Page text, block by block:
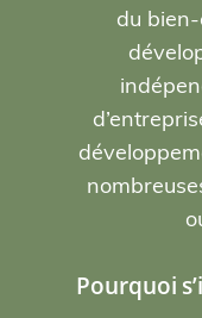
du
Pourquoi